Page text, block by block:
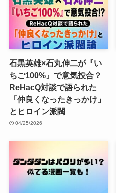
石黒英雄×石丸伸二が『い
ちご100%』で意気投合？
ReHacQ対談で語られた
「仲良くなったきっかけ」
とヒロイン派閥
04/25/2026